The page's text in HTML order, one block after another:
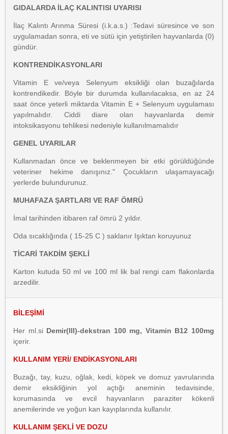
GIDALARDA İLAÇ KALINTISI UYARISI
İlaç Kalıntı Arınma Süresi (i.k.a.s.) :Tedavi süresince ve son
uygulamadan sonra, eti ve sütü için yetiştirilen hayvanlarda (0)
gündür.
KONTRENDİKASYONLARI
Vitamin E ve/veya Selenyum eksikliği olan buzağılarda
kontrendikedir. Böyle bir durumda kullanılacaksa, en az 24
saat önce yeterli miktarda Vitamin E + Selenyum uygulaması
yapılmalıdır. Ciddi diare olan hayvanlarda demir
intoksikasyonu tehlikesi nedeniyle kullanılmamalıdır
GENEL UYARILAR
Kullanmadan önce ve beklenmeyen bir etki görüldüğünde
veteriner hekime danışınız." Çocukların ulaşamayacağı
yerlerde bulundurunuz.
MUHAFAZA ŞARTLARI VE RAF ÖMRÜ
İmal tarihinden itibaren raf ömrü 2 yıldır.
Oda sıcaklığında ( 15-25 C ) saklanır Işıktan koruyunuz
TİCARİ TAKDİM ŞEKLİ
Karton kutuda 50 ml ve 100 ml lik bal rengi cam flakonlarda
arzedilir.
BİLEŞİMİ
Her ml.si Demir(III)-dekstran 100 mg, Vitamin B12 100mg
içerir.
KULLANIM YERİ/ ENDİKASYONLARI
Buzağı, tay, kuzu, oğlak, kedi, köpek ve domuz yavrularında
demir eksikliğinin yol açtığı aneminin tedavisinde,
korumasında ve evcil hayvanların paraziter kökenli
anemilerinde ve yoğun kan kayıplarında kullanılır.
KULLANIM ŞEKLİ VE DOZU